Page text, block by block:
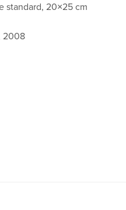
standard, 20×25 cm
2008